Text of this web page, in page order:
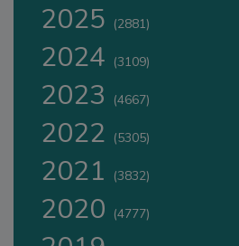
2025 (2881)
2024 (3109)
2023 (4667)
2022 (5305)
2021 (3832)
2020 (4777)